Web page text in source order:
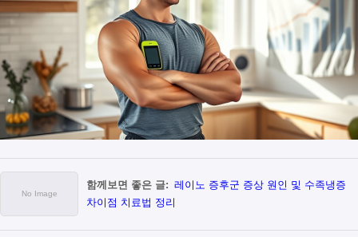
함께보면 좋은 글: 레이노 증후군 증상 원인 및 수족냉증
차이점 치료법 정리